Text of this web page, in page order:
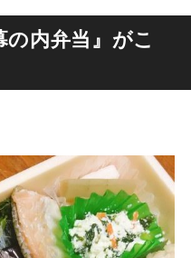
内弁当』がこ